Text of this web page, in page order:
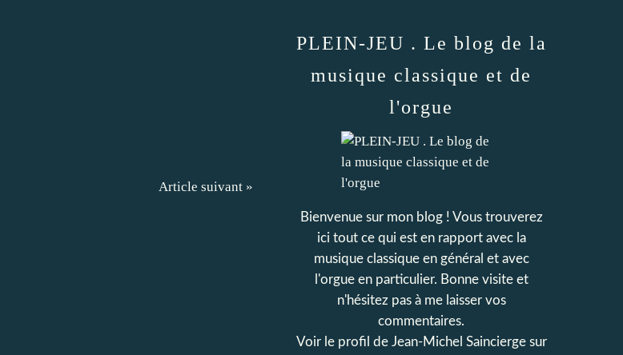
Article suivant »
PLEIN-JEU . Le blog de la
musique classique et de
l'orgue
Bienvenue sur mon blog ! Vous trouverez
ici tout ce qui est en rapport avec la
musique classique en général et avec
l'orgue en particulier. Bonne visite et
n'hésitez pas à me laisser vos
commentaires.
Voir le profil de Jean-Michel Sainciergesur